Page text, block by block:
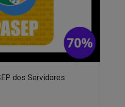
dos Servidores